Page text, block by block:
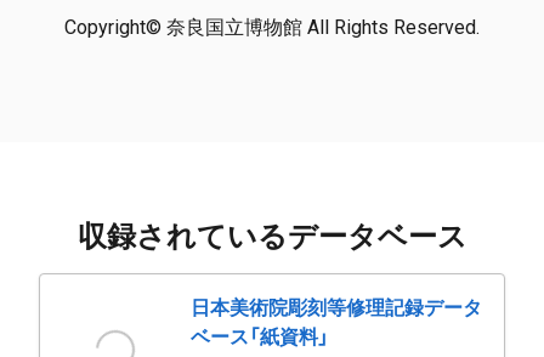
Copyright© 奈良国立博物館 All Rights Reserved.
収録されているデータベース
日本美術院彫刻等修理記録データ
ベース「紙資料」